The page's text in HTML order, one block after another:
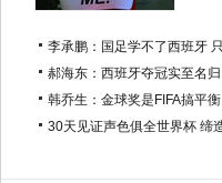
李承鹏：国足学不了西班牙
郝海东：西班牙夺冠实至名
韩乔生：金球奖是FIFA搞平
30天见证声色俱全世界杯 缔